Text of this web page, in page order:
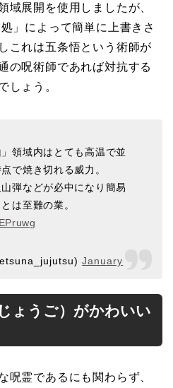
域展開を使用しましたが、
処」によって簡単に上書きさ
これは五条悟という術師が
の呪術師であれば対抗する
しょう。
領域内はとても高温で並
で焼き切れる威力。
弾などが必中になり簡易
は至難の業。
January
ょうご）がかわいい
呪霊であるにも関わらず、